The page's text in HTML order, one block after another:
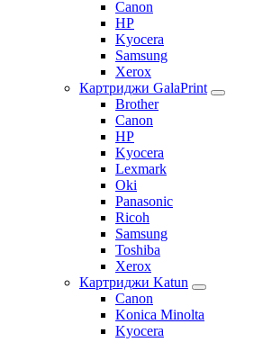
Canon
HP
Kyocera
Samsung
Xerox
Картриджи GalaPrint
Brother
Canon
HP
Kyocera
Lexmark
Oki
Panasonic
Ricoh
Samsung
Toshiba
Xerox
Картриджи Katun
Canon
Konica Minolta
Kyocera